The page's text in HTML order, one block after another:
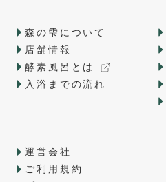
森の雫について
店舗情報
酵素風呂とは
入浴までの流れ
運営会社
ご利用規約